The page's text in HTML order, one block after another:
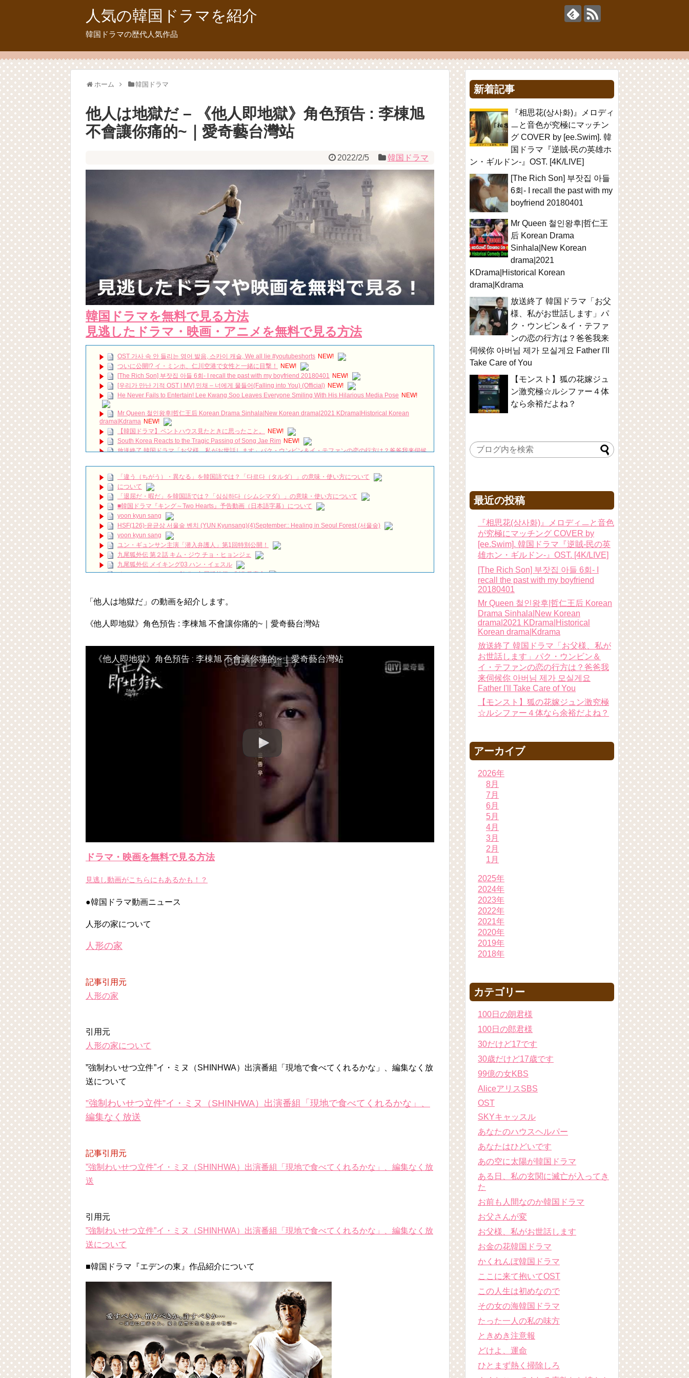
人気の韓国ドラマを紹介
韓国ドラマの歴代人気作品
ホーム 韓国ドラマ
他人は地獄だ – 《他人即地獄》角色預告 : 李棟旭
不會讓你痛的~｜愛奇藝台灣站
2022/2/5 韓国ドラマ
韓国ドラマを無料で見る方法
見逃したドラマ・映画・アニメを無料で見る方法
OST 가사 속 안 들리는 영어 발음, 스카이 캐슬, We all lie #youtubeshorts NEW!
ついに公開!? イ・ミンホ、仁川空港で女性と一緒に目撃！
NEW!
[The Rich Son] 부잣집 아들 6회- I recall the past with my boyfriend 20180401
NEW!
[우리가 만난 기적 OST | MV] 민채 – 너에게 물들어(Falling into You) (Official) NEW!
He Never Fails to Entertain! Lee Kwang Soo Leaves Everyone Smiling With His Hilarious Media Pose NEW!
Mr Queen 철인왕후|哲仁王后 Korean Drama Sinhala|New Korean drama|2021 KDrama|Historical Korean
drama|Kdrama NEW!
【韓国ドラマ】ペントハウス見たときに思ったこと。
NEW!
South Korea Reacts to the Tragic Passing of Song Jae Rim NEW!
放送終了 韓国ドラマ「お父様、私がお世話します」パク・ウンビン＆イ・テファンの恋の行方は？爸爸我来伺候
2PM ジュノ、ドラマ「油っぽいメロ」への愛情“25日までどうやって…” Big News TV NEW!
©️ tVN | Women in Love😭❤️#filingforlove #shinhaesun #gongmyung #kimjaewook #kdrama #shorts
【モンスト】狐の花嫁ジュン激究極☆ルシファー４体なら余裕だよね？
ハン・ヘジン 한혜진 – (선공개) 강남 3대 얼짱 출신 &#39;한혜진 언니&#39; (ft. 도여니의 학창시절) | 편 먹고 갈래
요? 밥블레스유 2 bobblessyou2 EP.18
ソン・ヘギョ – ソンヘギョ キスまとめ
ハン・ヘジン 한혜진 – Still We (여전히 우리는)
한가인 –
「ライフ・ オン・ マーズ」2019年11月2日TSUTAYAにて先行レンタル開始！
(ENG SUB) Behind The Scene Hyun Bin 현빈❤️ 손예진 Son Ye Jin-Crash Landing On You/ヒョンビン❤️ソンイ
ェジン / エンジョイ❕
ユン・ギュンサン、番組にも登場した愛猫が急死…イ・ソンギョンら同僚芸能人から慰めの言葉が続々 – Taka
Powered by livedoor 相互RSS
「違う（ちがう）・異なる」を韓国語では？「다르다（タルダ）」の意味・使い方について
について
「退屈だ・暇だ」を韓国語では？「심심하다（シムシマダ）」の意味・使い方について
■韓国ドラマ『キング～Two Hearts』予告動画（日本語字幕）について
yoon kyun sang
HSF(126)-윤균상 서울숲 벤치 (YUN Kyunsang)(4)September:: Healing in Seoul Forest (서울숲)
yoon kyun sang
ユン・ギュンサン主演「潜入弁護人」第1回特別公開！
九尾狐外伝 第２話 キム・ジウ チョ・ヒョンジェ
九尾狐外伝 メイキング03 ハン・イェスル
チョ・ヒョンジェ 조현재 九尾狐外伝 制作発表会
(11/26)
キム・ユジョン、美しいセルフショットで近況を伝える“会いたいでしょ？” Big News TV
[Fan MV]七日の王妃(7일의 왕비)OST – 정기고 (Junggigo) – 그리고 그려도 (Miss You In My Heart)
俳優カン・ギヨン、突然の熱愛宣言…「キム秘書がなぜそうか」出演で話題 Big News TV
「他人は地獄だ」の動画を紹介します。
《他人即地獄》角色預告 : 李棟旭 不會讓你痛的~｜愛奇藝台灣站
《他人即地獄》角色預告 : 李棟旭 不會讓你痛的~｜愛奇藝台灣站
ドラマ・映画を無料で見る方法
見逃し動画がこちらにもあるかも！？
●韓国ドラマ動画ニュース
人形の家について
人形の家
記事引用元
人形の家
引用元
人形の家について
”強制わいせつ立件”イ・ミヌ（SHINHWA）出演番組「現地で食べてくれるかな」、編集なく放
送について
”強制わいせつ立件”イ・ミヌ（SHINHWA）出演番組「現地で食べてくれるかな」、
編集なく放送
記事引用元
”強制わいせつ立件”イ・ミヌ（SHINHWA）出演番組「現地で食べてくれるかな」、編集なく放
送
引用元
”強制わいせつ立件”イ・ミヌ（SHINHWA）出演番組「現地で食べてくれるかな」、編集なく放
送について
■韓国ドラマ『エデンの東』作品紹介について
新着記事
『相思花(상사화)』メロディ
ㅡと音色が究極にマッチン
グ COVER by [ee.Swim]. 韓
国ドラマ『逆賊-民の英雄ホ
ン・ギルドン-』OST. [4K/LIVE]
[The Rich Son] 부잣집 아들
6회- I recall the past with my
boyfriend 20180401
Mr Queen 철인왕후|哲仁王
后 Korean Drama
Sinhala|New Korean
drama|2021
KDrama|Historical Korean
drama|Kdrama
放送終了 韓国ドラマ「お父
様、私がお世話します」パ
ク・ウンビン＆イ・テファ
ンの恋の行方は？爸爸我来
伺候你 아버님 제가 모실게요 Father I'll
Take Care of You
【モンスト】狐の花嫁ジュ
ン激究極☆ルシファー４体
なら余裕だよね？
最近の投稿
『相思花(상사화)』メロディㅡと音色
が究極にマッチング COVER by
[ee.Swim]. 韓国ドラマ『逆賊-民の英
雄ホン・ギルドン-』OST. [4K/LIVE]
[The Rich Son] 부잣집 아들 6회- I
recall the past with my boyfriend
20180401
Mr Queen 철인왕후|哲仁王后 Korean
Drama Sinhala|New Korean
drama|2021 KDrama|Historical
Korean drama|Kdrama
放送終了 韓国ドラマ「お父様、私が
お世話します」パク・ウンビン＆
イ・テファンの恋の行方は？爸爸我
来伺候你 아버님 제가 모실게요
Father I'll Take Care of You
【モンスト】狐の花嫁ジュン激究極
☆ルシファー４体なら余裕だよね？
アーカイブ
2026年
8月
7月
6月
5月
4月
3月
2月
1月
2025年
2024年
2023年
2022年
2021年
2020年
2019年
2018年
カテゴリー
100日の朗君様
100日の郎君様
30だけど17です
30歳だけど17歳です
99億の女KBS
AliceアリスSBS
OST
SKYキャッスル
あなたのハウスヘルパー
あなたはひどいです
あの空に太陽が韓国ドラマ
ある日、私の玄関に滅亡が入ってき
た
お前も人間なのか韓国ドラマ
お父さんが変
お父様、私がお世話します
お金の花韓国ドラマ
かくれんぼ韓国ドラマ
ここに来て抱いてOST
この人生は初めなので
その女の海韓国ドラマ
たった一人の私の味方
ときめき注意報
どけよ、運命
ひとまず熱く掃除しろ